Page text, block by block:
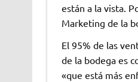
están a la vista.
Marketing de la
El 95% de las
de la bodega es
«que está más